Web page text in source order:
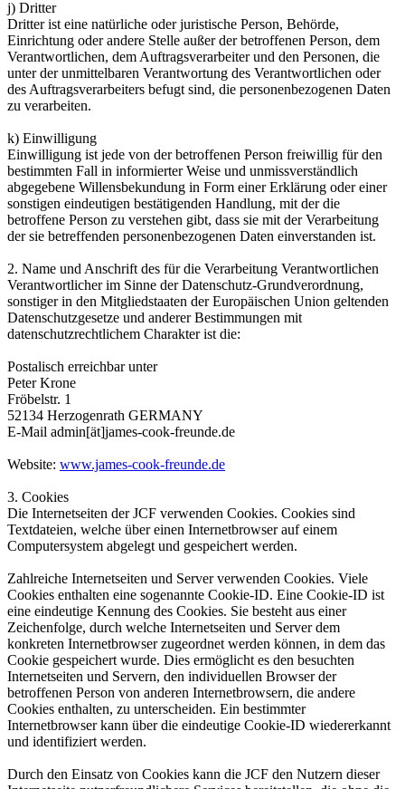
j) Dritter
Dritter ist eine natürliche oder juristische Person, Behörde,
Einrichtung oder andere Stelle außer der betroffenen Person, dem
Verantwortlichen, dem Auftragsverarbeiter und den Personen, die
unter der unmittelbaren Verantwortung des Verantwortlichen oder
des Auftragsverarbeiters befugt sind, die personenbezogenen Daten
zu verarbeiten.
k) Einwilligung
Einwilligung ist jede von der betroffenen Person freiwillig für den
bestimmten Fall in informierter Weise und unmissverständlich
abgegebene Willensbekundung in Form einer Erklärung oder einer
sonstigen eindeutigen bestätigenden Handlung, mit der die
betroffene Person zu verstehen gibt, dass sie mit der Verarbeitung
der sie betreffenden personenbezogenen Daten einverstanden ist.
2. Name und Anschrift des für die Verarbeitung Verantwortlichen
Verantwortlicher im Sinne der Datenschutz-Grundverordnung,
sonstiger in den Mitgliedstaaten der Europäischen Union geltenden
Datenschutzgesetze und anderer Bestimmungen mit
datenschutzrechtlichem Charakter ist die:
Postalisch erreichbar unter
Peter Krone
Fröbelstr. 1
52134 Herzogenrath GERMANY
E-Mail admin[ät]james-cook-freunde.de
Website: www.james-cook-freunde.de
3. Cookies
Die Internetseiten der JCF verwenden Cookies. Cookies sind
Textdateien, welche über einen Internetbrowser auf einem
Computersystem abgelegt und gespeichert werden.
Zahlreiche Internetseiten und Server verwenden Cookies. Viele
Cookies enthalten eine sogenannte Cookie-ID. Eine Cookie-ID ist
eine eindeutige Kennung des Cookies. Sie besteht aus einer
Zeichenfolge, durch welche Internetseiten und Server dem
konkreten Internetbrowser zugeordnet werden können, in dem das
Cookie gespeichert wurde. Dies ermöglicht es den besuchten
Internetseiten und Servern, den individuellen Browser der
betroffenen Person von anderen Internetbrowsern, die andere
Cookies enthalten, zu unterscheiden. Ein bestimmter
Internetbrowser kann über die eindeutige Cookie-ID wiedererkannt
und identifiziert werden.
Durch den Einsatz von Cookies kann die JCF den Nutzern dieser